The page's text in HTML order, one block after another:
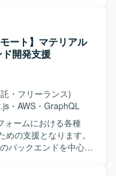
ことができます。 AI
えた開発まで幅広く
スキルを総合的に高
する最新のAI開発基
を積むことができま
、プロンプトおよび
行います。
プリのサーバーサイ
1チーム4〜7名規模の
義、設計、実装、リ
いただきます。
ア、QAと連携しなが
でをオーナーシップ
イン分割やコンポー
強化などの技術基
き、チームの開発生
ていただきます。
用し、設計・実装・レ
ート】マテリアル
開発支援
・フリーランス)
・ AWS ・ GraphQL
ォームにおける各種
の支援となります。
バックエンドを中心と